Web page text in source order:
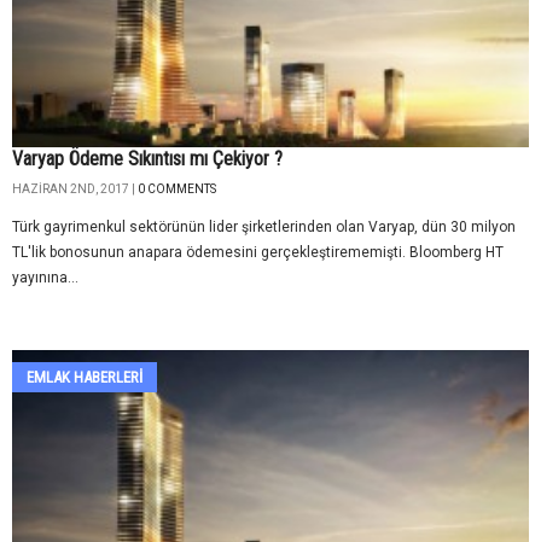
Varyap Ödeme Sıkıntısı mı Çekiyor ?
HAZIRAN 2ND, 2017 | 0 COMMENTS
Türk gayrimenkul sektörünün lider şirketlerinden olan Varyap, dün 30 milyon
TL'lik bonosunun anapara ödemesini gerçekleştirememişti. Bloomberg HT
yayınına...
EMLAK HABERLERI